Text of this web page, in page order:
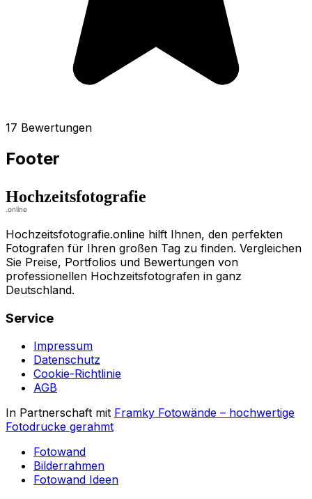
17 Bewertungen
Footer
Hochzeitsfotografie.online hilft Ihnen, den perfekten
Fotografen für Ihren großen Tag zu finden. Vergleichen
Sie Preise, Portfolios und Bewertungen von
professionellen Hochzeitsfotografen in ganz
Deutschland.
Service
Impressum
Datenschutz
Cookie-Richtlinie
AGB
In Partnerschaft mit Framky Fotowände – hochwertige
Fotodrucke gerahmt
Fotowand
Bilderrahmen
Fotowand Ideen